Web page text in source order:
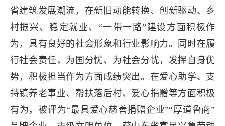
省建筑发展潮流，在新旧动能转换、创新驱动、乡
村振兴、稳定就业、“一带一路”建设方面积极作
为，具有良好的社会形象和行业影响力。同时在履
行社会责任，为国分忧、为社会分忧，发挥自身优
势，积极担当作为方面成绩突出。在爱心助学、支
持镇养老事业、帮扶落后村、爱心捐赠等方面积极
有为，被评为“最具爱心慈善捐赠企业”“厚道鲁商”